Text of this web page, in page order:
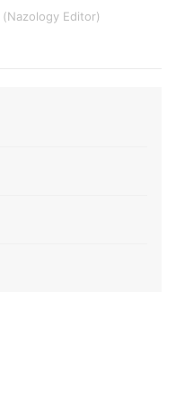
Nazology Editor